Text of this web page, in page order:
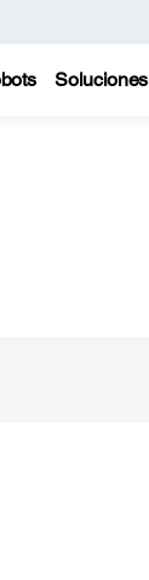
Soluciones